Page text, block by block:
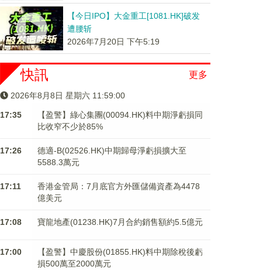
【今日IPO】大金重工[1081.HK]破发
遭腰斩
2026年7月20日 下午5:19
更多
快訊
2026年8月8日 星期六 11:59:01
17:35
【盈警】綠心集團(00094.HK)料中期淨虧損同
比收窄不少於85%
17:26
德適-B(02526.HK)中期歸母淨虧損擴大至
5588.3萬元
17:11
香港金管局：7月底官方外匯儲備資產為4478
億美元
17:08 寶龍地產(01238.HK)7月合約銷售額約5.5億元
17:00
【盈警】中慶股份(01855.HK)料中期除稅後虧
損500萬至2000萬元